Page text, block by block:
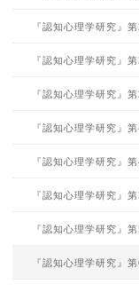
『認知心理学研究』
『認知心理学研究』
『認知心理学研究』
『認知心理学研究』
『認知心理学研究』
『認知心理学研究』
『認知心理学研究』
『認知心理学研究』